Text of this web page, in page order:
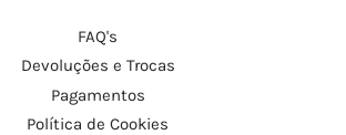
FAQ's
Devoluções e Trocas
Pagamentos
Política de Cookies